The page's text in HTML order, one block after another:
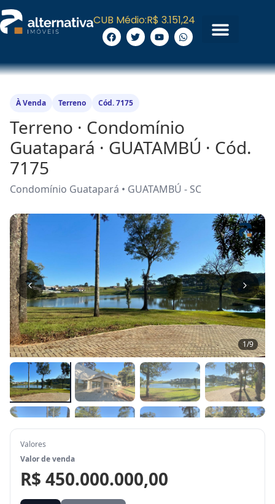
CUB Médio:R$ 3.151,24
À Venda Terreno Cód. 7175
Terreno · Condomínio
Guatapará · GUATAMBÚ · Cód.
7175
Condomínio Guatapará • GUATAMBÚ - SC
1/9
Valores
Valor de venda
R$ 450.000.000,00